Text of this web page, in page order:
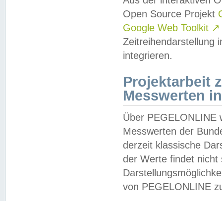
Open Source Projekt
Google Web Toolkit ↗
Zeitreihendarstellung
integrieren.
Projektarbeit
Messwerten
Über PEGELONLINE
Messwerten der
derzeit klassische
der Werte findet
von PEGELONLINE